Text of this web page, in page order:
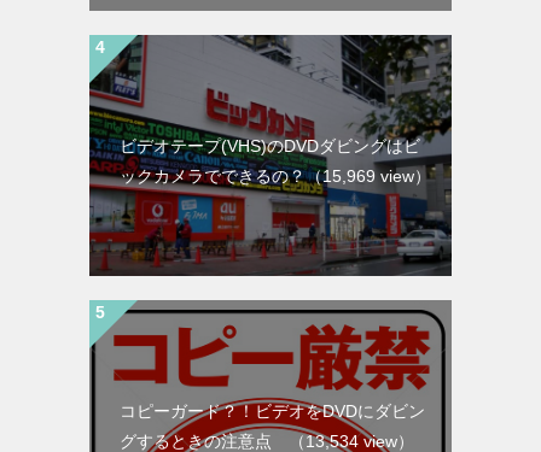
ビデオテープ(VHS)のDVDダビングはビ
ックカメラでできるの？（15,969 view）
コピーガード？！ビデオをDVDにダビン
グするときの注意点
（13,534 view）